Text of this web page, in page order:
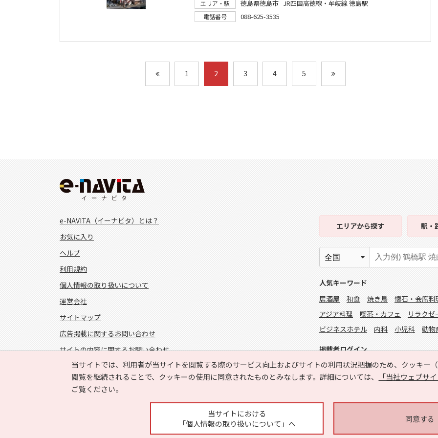
エリア・駅
徳島県徳島市 JR四国高徳線・牟岐線 徳島駅
電話番号 088-625-3535
1 2 3 4 5
当サイトでは、利用者が当サイトを閲覧する際のサービス向上およびサイトの利用状況把握のため、クッキー
閲覧を継続されることで、クッキーの使用に同意されたものとみなします。詳細については、
「当社ウェブサ
ご覧ください。
当サイトにおける
「個人情報の取り扱いについて」へ
同意する
e-NAVITA（イーナビタ）とは？
お気に入り
ヘルプ
利用規約
個人情報の取り扱いについて
運営会社
サイトマップ
広告掲載に関するお問い合わせ
サイトの内容に関するお問い合わせ
エリアから探す 駅・
人気キーワード
居酒屋
和食 焼き鳥 懐石・会席料
アジア料理
喫茶・カフェ リラクゼ
ビジネスホテル
内科 小児科 動物
掲載者ログイン
FOLLOW US!
Copyright © HYOJITO.Co.,Ltd. All Rights Reserved.